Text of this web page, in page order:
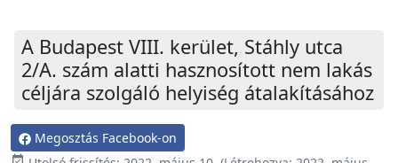
A Budapest VIII. kerület, Stáhly utca
2/A. szám alatti hasznosított nem lakás
céljára szolgáló helyiség átalakításához
Megosztás Facebook-on